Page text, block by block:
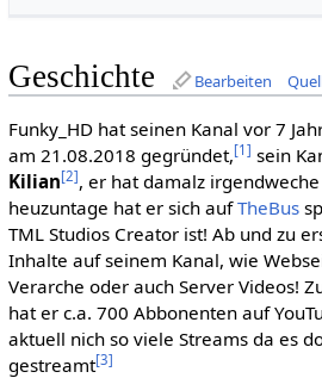
Geschichte Bearbeiten
Funky_HD hat seinen Kanal vor 7
am 21.08.2018 gegründet,[1] sein
Kilian[2], er hat damalz
heuzuntage hat er sich aufTheBus
TML Studios Creator ist! Ab und zu
Inhalte auf seinem Kanal, wie
Verarche oder auch Server Videos!
hat er c.a. 700 Abbonenten auf
aktuell nich so viele Streams da es
gestreamt[3]